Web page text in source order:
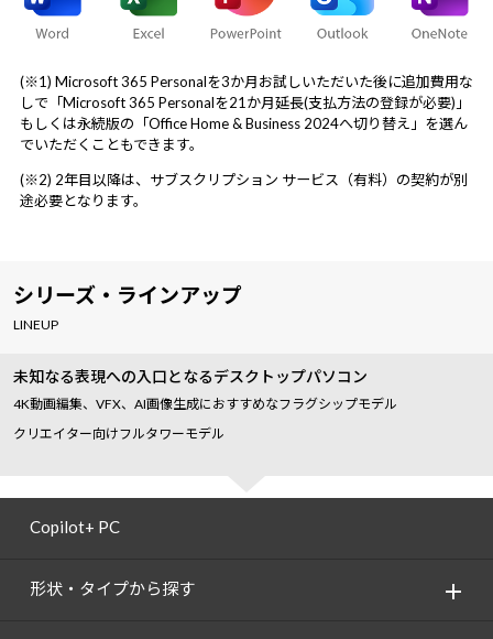
(※1) Microsoft 365 Personalを3か月お試しいただいた後に追加費用な
しで「Microsoft 365 Personalを21か月延長(支払方法の登録が必要)」
もしくは永続版の「Office Home & Business 2024へ切り替え」を選ん
でいただくこともできます。
(※2) 2年目以降は、サブスクリプション サービス（有料）の契約が別
途必要となります。
シリーズ・ラインアップ
LINEUP
未知なる表現への入口となるデスクトップパソコン
4K動画編集、VFX、AI画像生成におすすめなフラグシップモデル
クリエイター向けフルタワーモデル
Copilot+ PC
形状・タイプから探す